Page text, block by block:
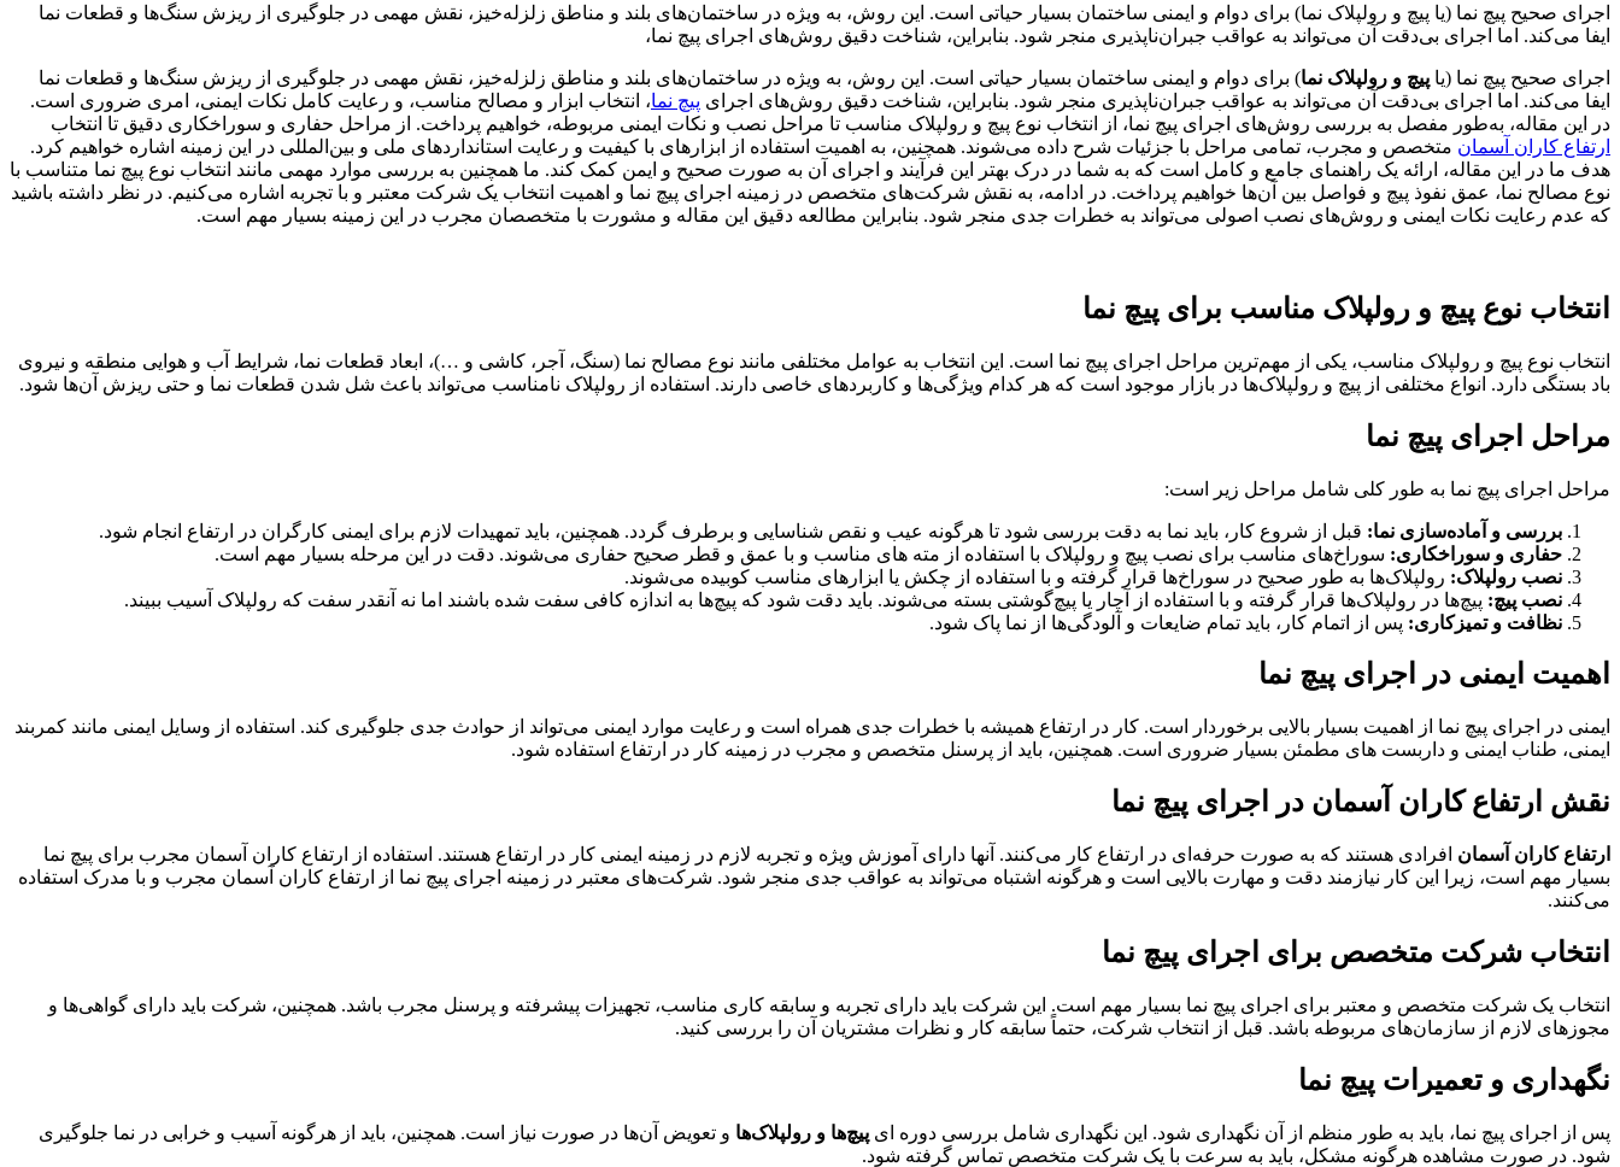
اجرای صحیح پیچ نما (یا پیچ و رولپلاک نما) برای دوام و ایمنی ساختمان بسیار حیاتی است. این روش، به ویژه در ساختمان‌های بلند و مناطق زلزله‌خیز، نقش مهمی در جلوگیری از ریزش سنگ‌ها و قطعات نما
ایفا می‌کند. اما اجرای بی‌دقت آن می‌تواند به عواقب جبران‌ناپذیری منجر شود. بنابراین، شناخت دقیق روش‌های اجرای پیچ نما،
اجرای صحیح پیچ نما (یا پیچ و رولپلاک نما) برای دوام و ایمنی ساختمان بسیار حیاتی است. این روش، به ویژه در ساختمان‌های بلند و مناطق زلزله‌خیز، نقش مهمی در جلوگیری از ریزش سنگ‌ها و قطعات نما
ایفا می‌کند. اما اجرای بی‌دقت آن می‌تواند به عواقب جبران‌ناپذیری منجر شود. بنابراین، شناخت دقیق روش‌های اجرای پیچ نما، انتخاب ابزار و مصالح مناسب، و رعایت کامل نکات ایمنی، امری ضروری است.
در این مقاله، به‌طور مفصل به بررسی روش‌های اجرای پیچ نما، از انتخاب نوع پیچ و رولپلاک مناسب تا مراحل نصب و نکات ایمنی مربوطه، خواهیم پرداخت. از مراحل حفاری و سوراخکاری دقیق تا انتخاب
ارتفاع کاران آسمان متخصص و مجرب، تمامی مراحل با جزئیات شرح داده می‌شوند. همچنین، به اهمیت استفاده از ابزارهای با کیفیت و رعایت استانداردهای ملی و بین‌المللی در این زمینه اشاره خواهیم کرد.
هدف ما در این مقاله، ارائه یک راهنمای جامع و کامل است که به شما در درک بهتر این فرآیند و اجرای آن به صورت صحیح و ایمن کمک کند. ما همچنین به بررسی موارد مهمی مانند انتخاب نوع پیچ نما متناسب با
نوع مصالح نما، عمق نفوذ پیچ و فواصل بین آن‌ها خواهیم پرداخت. در ادامه، به نقش شرکت‌های متخصص در زمینه اجرای پیچ نما و اهمیت انتخاب یک شرکت معتبر و با تجربه اشاره می‌کنیم. در نظر داشته باشید
که عدم رعایت نکات ایمنی و روش‌های نصب اصولی می‌تواند به خطرات جدی منجر شود. بنابراین مطالعه دقیق این مقاله و مشورت با متخصصان مجرب در این زمینه بسیار مهم است.
انتخاب نوع پیچ و رولپلاک مناسب برای پیچ نما
انتخاب نوع پیچ و رولپلاک مناسب، یکی از مهم‌ترین مراحل اجرای پیچ نما است. این انتخاب به عوامل مختلفی مانند نوع مصالح نما (سنگ، آجر، کاشی و …)، ابعاد قطعات نما، شرایط آب و هوایی منطقه و نیروی
باد بستگی دارد. انواع مختلفی از پیچ و رولپلاک‌ها در بازار موجود است که هر کدام ویژگی‌ها و کاربردهای خاصی دارند. استفاده از رولپلاک نامناسب می‌تواند باعث شل شدن قطعات نما و حتی ریزش آن‌ها شود.
مراحل اجرای پیچ نما
مراحل اجرای پیچ نما به طور کلی شامل مراحل زیر است:
بررسی و آماده‌سازی نما: قبل از شروع کار، باید نما به دقت بررسی شود تا هرگونه عیب و نقص شناسایی و برطرف گردد. همچنین، باید تمهیدات لازم برای ایمنی کارگران در ارتفاع انجام شود.
حفاری و سوراخکاری: سوراخ‌های مناسب برای نصب پیچ و رولپلاک با استفاده از مته های مناسب و با عمق و قطر صحیح حفاری می‌شوند. دقت در این مرحله بسیار مهم است.
نصب رولپلاک: رولپلاک‌ها به طور صحیح در سوراخ‌ها قرار گرفته و با استفاده از چکش یا ابزارهای مناسب کوبیده می‌شوند.
نصب پیچ: پیچ‌ها در رولپلاک‌ها قرار گرفته و با استفاده از آچار یا پیچ‌گوشتی بسته می‌شوند. باید دقت شود که پیچ‌ها به اندازه کافی سفت شده باشند اما نه آنقدر سفت که رولپلاک آسیب ببیند.
نظافت و تمیزکاری: پس از اتمام کار، باید تمام ضایعات و آلودگی‌ها از نما پاک شود.
اهمیت ایمنی در اجرای پیچ نما
ایمنی در اجرای پیچ نما از اهمیت بسیار بالایی برخوردار است. کار در ارتفاع همیشه با خطرات جدی همراه است و رعایت موارد ایمنی می‌تواند از حوادث جدی جلوگیری کند. استفاده از وسایل ایمنی مانند کمربند
ایمنی، طناب ایمنی و داربست های مطمئن بسیار ضروری است. همچنین، باید از پرسنل متخصص و مجرب در زمینه کار در ارتفاع استفاده شود.
نقش ارتفاع کاران آسمان در اجرای پیچ نما
ارتفاع کاران آسمان افرادی هستند که به صورت حرفه‌ای در ارتفاع کار می‌کنند. آنها دارای آموزش ویژه و تجربه لازم در زمینه ایمنی کار در ارتفاع هستند. استفاده از ارتفاع کاران آسمان مجرب برای پیچ نما
بسیار مهم است، زیرا این کار نیازمند دقت و مهارت بالایی است و هرگونه اشتباه می‌تواند به عواقب جدی منجر شود. شرکت‌های معتبر در زمینه اجرای پیچ نما از ارتفاع کاران آسمان مجرب و با مدرک استفاده
می‌کنند.
انتخاب شرکت متخصص برای اجرای پیچ نما
انتخاب یک شرکت متخصص و معتبر برای اجرای پیچ نما بسیار مهم است. این شرکت باید دارای تجربه و سابقه کاری مناسب، تجهیزات پیشرفته و پرسنل مجرب باشد. همچنین، شرکت باید دارای گواهی‌ها و
مجوزهای لازم از سازمان‌های مربوطه باشد. قبل از انتخاب شرکت، حتماً سابقه کار و نظرات مشتریان آن را بررسی کنید.
نگهداری و تعمیرات پیچ نما
پس از اجرای پیچ نما، باید به طور منظم از آن نگهداری شود. این نگهداری شامل بررسی دوره ای پیچ‌ها و رولپلاک‌ها و تعویض آن‌ها در صورت نیاز است. همچنین، باید از هرگونه آسیب و خرابی در نما جلوگیری
شود. در صورت مشاهده هرگونه مشکل، باید به سرعت با یک شرکت متخصص تماس گرفته شود.